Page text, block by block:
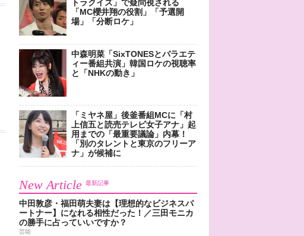
トラクイズ」で疑問視される
「MC櫻井翔の役割」「予選開
場」「分断ロケ」
中森明菜「SixTONESとバラエテ
ィー番組共演」韓国ロケの視聴率
と「NHKの動き」
「ミヤネ屋」後釜番組MCに「村
上信五と読売テレビ女子アナ」起
用までの「最重要議論」内幕！
「別のタレントと東京のフリーア
ナ」が候補に
New Article 最新記事
中田敦彦・福田萌夫妻は【理想的なビジネスパ
ートナー】になれる相性だった！／三田モニカ
の勝手に占っていいですか？
芸能